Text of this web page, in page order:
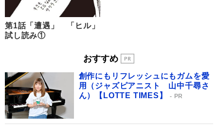
第1話「遭遇」 「ヒル」
試し読み①
おすすめ
創作にもリフレッシュにもガムを愛
用（ジャズピアニスト 山中千尋さ
ん）【LOTTE TIMES】
PR